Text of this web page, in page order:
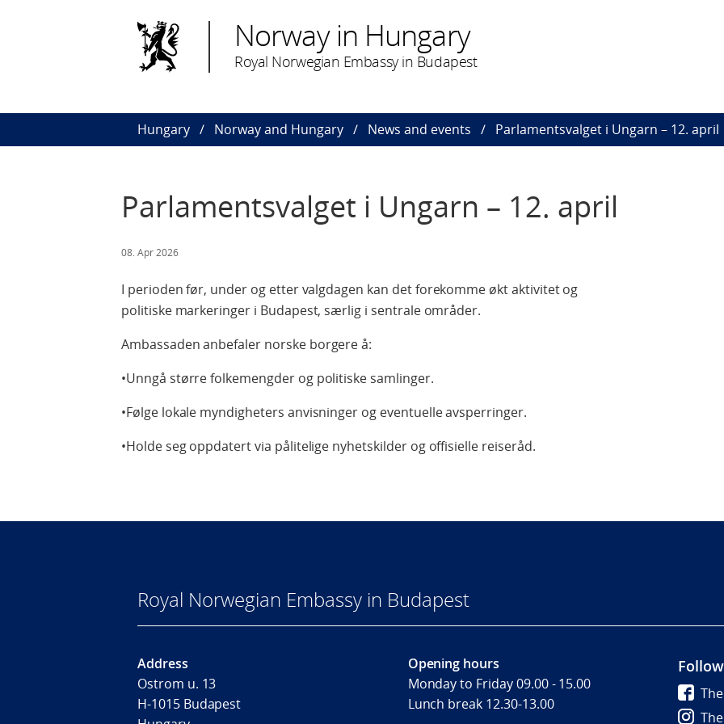
Norway in Hungary
Royal Norwegian Embassy in Budapest
Hungary Norway and Hungary News and events Parlamentsvalget i Ungarn – 12. april
Parlamentsvalget i Ungarn – 12. april
08. Apr 2026
I perioden før, under og etter valgdagen kan det forekomme økt aktivitet og
politiske markeringer i Budapest, særlig i sentrale områder.
Ambassaden anbefaler norske borgere å:
•Unngå større folkemengder og politiske samlinger.
•Følge lokale myndigheters anvisninger og eventuelle avsperringer.
•Holde seg oppdatert via pålitelige nyhetskilder og offisielle reiseråd.
Royal Norwegian Embassy in Budapest
Address
Ostrom u. 13
H-1015 Budapest
Opening hours
Monday to Friday 09.00 - 15.00
Lunch break 12.30-13.00